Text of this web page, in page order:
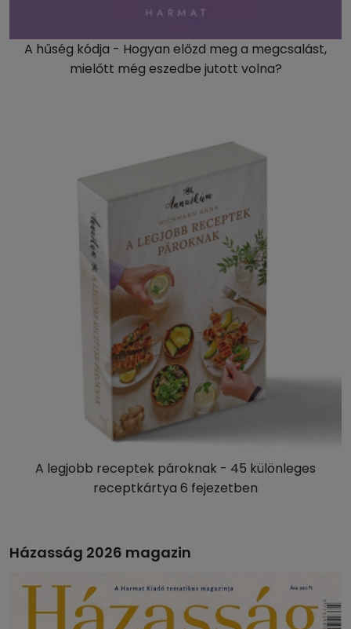
A hűség kódja - Hogyan előzd meg a megcsalást,
mielőtt még eszedbe jutott volna?
A legjobb receptek pároknak - 45 különleges
receptkártya 6 fejezetben
Házasság 2026 magazin